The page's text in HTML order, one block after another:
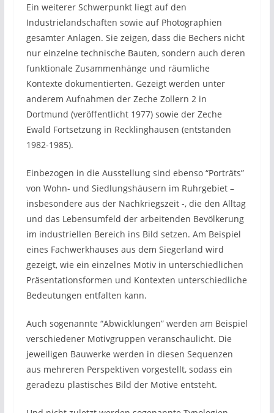
Ein weiterer Schwerpunkt liegt auf den
Industrielandschaften sowie auf Photographien
gesamter Anlagen. Sie zeigen, dass die Bechers nicht
nur einzelne technische Bauten, sondern auch deren
funktionale Zusammenhänge und räumliche
Kontexte dokumentierten. Gezeigt werden unter
anderem Aufnahmen der Zeche Zollern 2 in
Dortmund (veröffentlicht 1977) sowie der Zeche
Ewald Fortsetzung in Recklinghausen (entstanden
1982-1985).
Einbezogen in die Ausstellung sind ebenso “Porträts”
von Wohn- und Siedlungshäusern im Ruhrgebiet –
insbesondere aus der Nachkriegszeit -, die den Alltag
und das Lebensumfeld der arbeitenden Bevölkerung
im industriellen Bereich ins Bild setzen. Am Beispiel
eines Fachwerkhauses aus dem Siegerland wird
gezeigt, wie ein einzelnes Motiv in unterschiedlichen
Präsentationsformen und Kontexten unterschiedliche
Bedeutungen entfalten kann.
Auch sogenannte “Abwicklungen” werden am Beispiel
verschiedener Motivgruppen veranschaulicht. Die
jeweiligen Bauwerke werden in diesen Sequenzen
aus mehreren Perspektiven vorgestellt, sodass ein
geradezu plastisches Bild der Motive entsteht.